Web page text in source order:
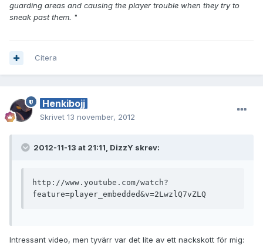
guarding areas and causing the player trouble when they try to
sneak past them. "
Citera
Henkibojj
Skrivet 13 november, 2012
2012-11-13 at 21:11, DizzY skrev:
http://www.youtube.com/watch?
feature=player_embedded&v=2LwzlQ7vZLQ
Intressant video, men tyvärr var det lite av ett nackskott för mig: